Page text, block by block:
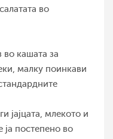
во
во кашата за
малку поинкави
јајцата, млекото и
ја постепено во